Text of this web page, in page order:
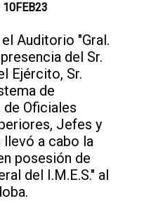
Auditorio "Gral.
del Sr.
Ejército, Sr.
de
de Oficiales
Jefes y
llevó a cabo la
posesión de
del I.M.E.S." al